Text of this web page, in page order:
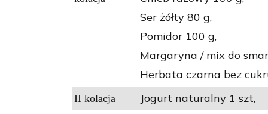
Ser żółty 80 g,
Pomidor 100 g,
Margaryna / mix do
Herbata czarna bez
II kolacja Jogurt naturalny 1 szt,